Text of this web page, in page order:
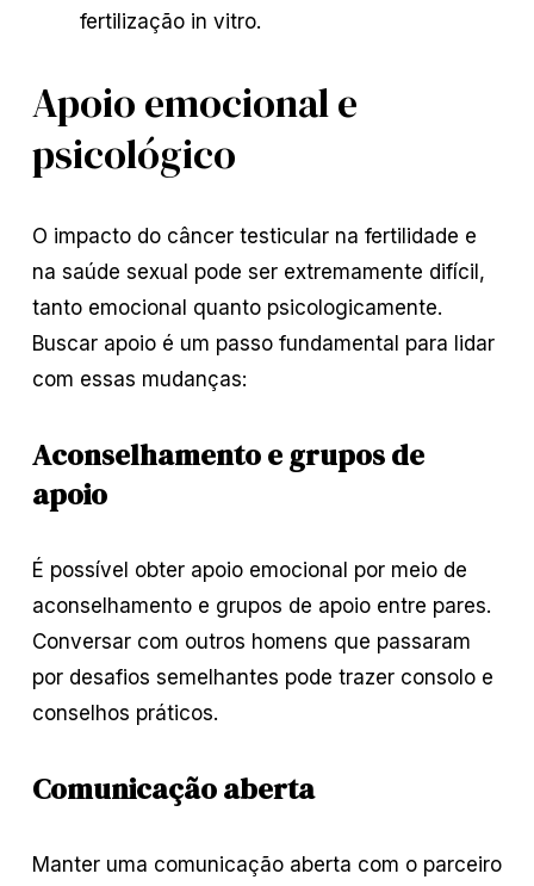
fertilização in vitro.
Apoio emocional e
psicológico
O impacto do câncer testicular na fertilidade e
na saúde sexual pode ser extremamente difícil,
tanto emocional quanto psicologicamente.
Buscar apoio é um passo fundamental para lidar
com essas mudanças:
Aconselhamento e grupos de
apoio
É possível obter apoio emocional por meio de
aconselhamento e grupos de apoio entre pares.
Conversar com outros homens que passaram
por desafios semelhantes pode trazer consolo e
conselhos práticos.
Comunicação aberta
Manter uma comunicação aberta com o parceiro